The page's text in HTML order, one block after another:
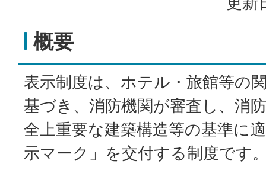
概要
表示制度は、ホテル・旅館等の
基づき、消防機関が審査し、消
全上重要な建築構造等の基準に
示マーク」を交付する制度です